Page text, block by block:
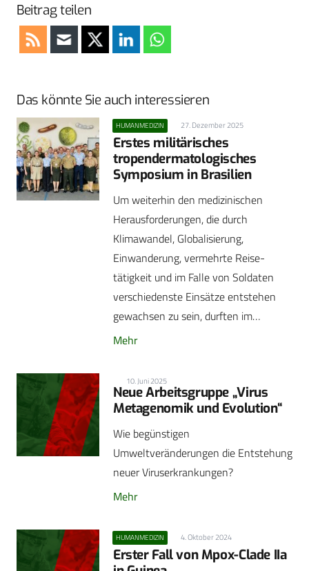
Beitrag teilen
Das könnte Sie auch interessieren
HUMANMEDIZIN 27. Dezember 2025
Erstes militärisches
tropendermatologisches
Symposium in Brasilien
Um weiterhin den medizinischen
Herausforderungen, die durch
Klimawandel, Globalisierung,
Einwanderung, vermehrte Reise­
tätigkeit und im Falle von Soldaten
verschiedenste Einsätze ­entstehen
gewachsen zu sein, durften im…
Mehr
10. Juni 2025
Neue Arbeitsgruppe „Virus
Metagenomik und Evolution“
Wie begünstigen
Umweltveränderungen die Entstehung
neuer Viruserkrankungen?
Mehr
HUMANMEDIZIN 4. Oktober 2024
Erster Fall von Mpox-Clade IIa